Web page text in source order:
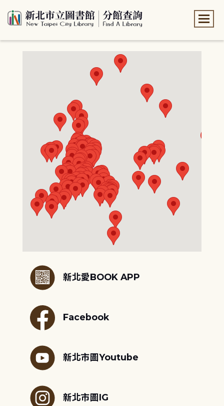
新北愛BOOK APP
Facebook
新北市圖Youtube
新北市圖IG